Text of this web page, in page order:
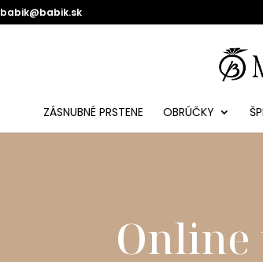
babik@babik.sk
ZÁSNUBNÉ PRSTENE OBRÚČKY
Online